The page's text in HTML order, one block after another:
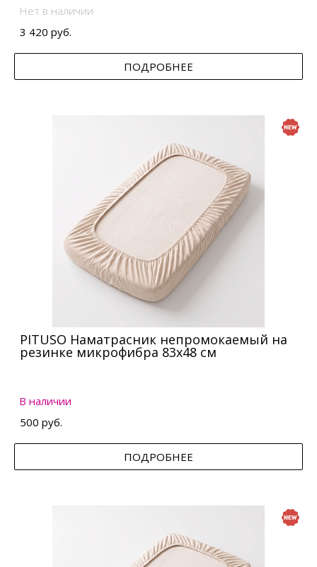
Нет в наличии
3 420 руб.
ПОДРОБНЕЕ
PITUSO Наматрасник непромокаемый на
резинке микрофибра 83х48 см
В наличии
500 руб.
ПОДРОБНЕЕ